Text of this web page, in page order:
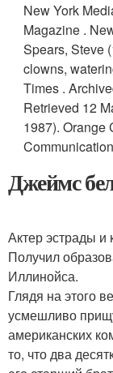
New York
Magazine .
Spears, Steve
clowns,
Times .
Retrieved 12
1987). Orange
Джеймс
Актер эстрады и
Получил
Иллинойса.
Глядя на этого
усмешливо
американских
то, что два